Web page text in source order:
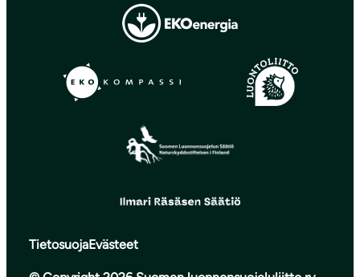
TietosuojaEvästeet